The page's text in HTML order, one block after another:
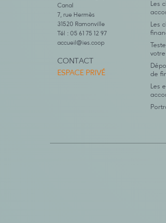
Canal
7, rue Hermès
31520 Ramonville
Tél : 05 61 75 12 97
accueil@ies.coop
CONTACT
ESPACE PRIVÉ
Les
Les
de
Les